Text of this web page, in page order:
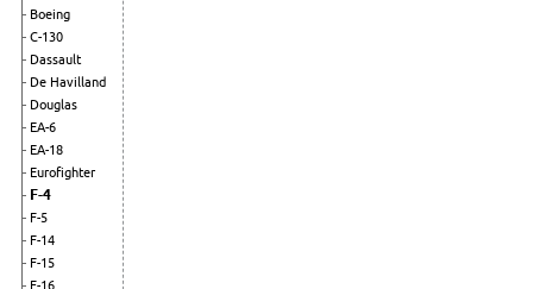
Boeing
C-130
Dassault
De Havilland
Douglas
EA-6
EA-18
Eurofighter
F-4
F-5
F-14
F-15
F-16